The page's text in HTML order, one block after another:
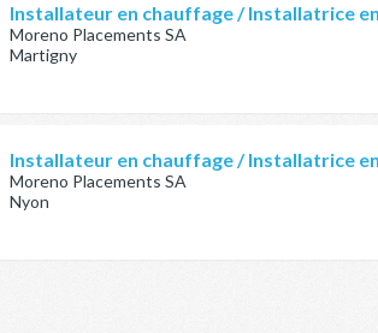
Installateur en chauffage / Installatrice
Moreno Placements SA
Martigny
Installateur en chauffage / Installatrice
Moreno Placements SA
Nyon